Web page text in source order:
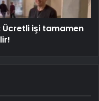
Ücretli işi tamamen